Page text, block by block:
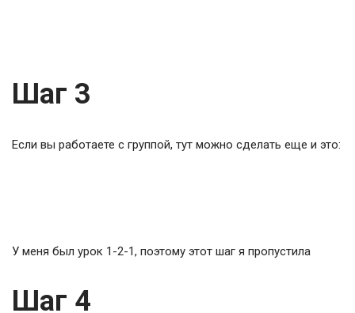
Шаг 3
Если вы работаете с группой, тут можно сделать еще и это:
У меня был урок 1-2-1, поэтому этот шаг я пропустила
Шаг 4